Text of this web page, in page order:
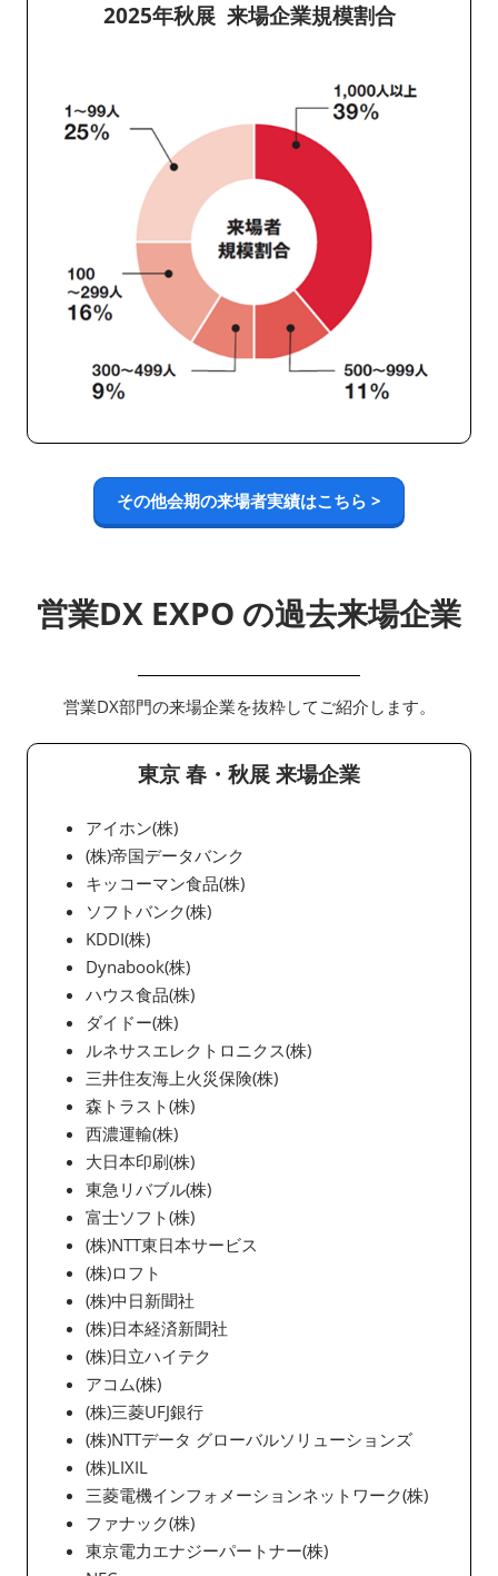
2025年秋展 来場企業規模割合
その他会期の来場者実績はこちら >
営業DX EXPO の過去来場企業
営業DX部門の来場企業を抜粋してご紹介します。
東京 春・秋展 来場企業
アイホン(株)
(株)帝国データバンク
キッコーマン食品(株)
ソフトバンク(株)
KDDI(株)
Dynabook(株)
ハウス食品(株)
ダイドー(株)
ルネサスエレクトロニクス(株)
三井住友海上火災保険(株)
森トラスト(株)
西濃運輸(株)
大日本印刷(株)
東急リバブル(株)
富士ソフト(株)
(株)NTT東日本サービス
(株)ロフト
(株)中日新聞社
(株)日本経済新聞社
(株)日立ハイテク
アコム(株)
(株)三菱UFJ銀行
(株)NTTデータ グローバルソリューションズ
(株)LIXIL
三菱電機インフォメーションネットワーク(株)
ファナック(株)
東京電力エナジーパートナー(株)